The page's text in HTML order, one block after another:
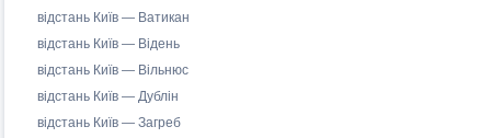
відстань Київ — Ватикан
відстань Київ — Відень
відстань Київ — Вільнюс
відстань Київ — Дублін
відстань Київ — Загреб